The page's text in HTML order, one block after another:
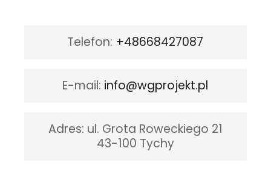
Telefon: +48668427087
E-mail: info@wgprojekt.pl
Adres: ul. Grota Roweckiego 21
43-100 Tychy